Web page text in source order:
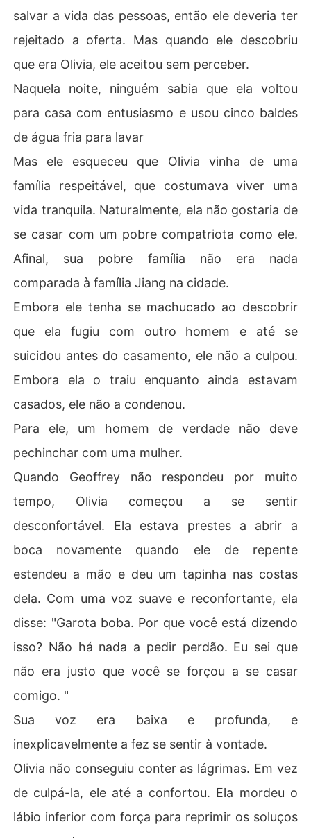
salvar a vida das pessoas, então ele deveria ter
rejeitado a oferta. Mas quando ele descobriu
que era Olivia, ele aceitou sem perceber.
Naquela noite, ninguém sabia que ela voltou
para casa com entusiasmo e usou cinco baldes
de água fria para lavar
Mas ele esqueceu que Olivia vinha de uma
família respeitável, que costumava viver uma
vida tranquila. Naturalmente, ela não gostaria de
se casar com um pobre compatriota como ele.
Afinal, sua pobre família não era nada
comparada à família Jiang na cidade.
Embora ele tenha se machucado ao descobrir
que ela fugiu com outro homem e até se
suicidou antes do casamento, ele não a culpou.
Embora ela o traiu enquanto ainda estavam
casados, ele não a condenou.
Para ele, um homem de verdade não deve
pechinchar com uma mulher.
Quando Geoffrey não respondeu por muito
tempo, Olivia começou a se sentir
desconfortável. Ela estava prestes a abrir a
boca novamente quando ele de repente
estendeu a mão e deu um tapinha nas costas
dela. Com uma voz suave e reconfortante, ela
disse: "Garota boba. Por que você está dizendo
isso? Não há nada a pedir perdão. Eu sei que
não era justo que você se forçou a se casar
comigo. "
Sua voz era baixa e profunda, e
inexplicavelmente a fez se sentir à vontade.
Olivia não conseguiu conter as lágrimas. Em vez
de culpá-la, ele até a confortou. Ela mordeu o
lábio inferior com força para reprimir os soluços